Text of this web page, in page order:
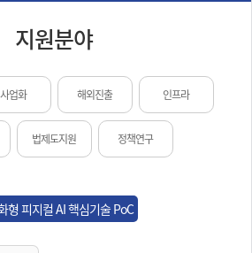
지원분야
사업화 해외진출 인프라
법제도지원 정책연구
형 피지컬 AI 핵심기술 PoC